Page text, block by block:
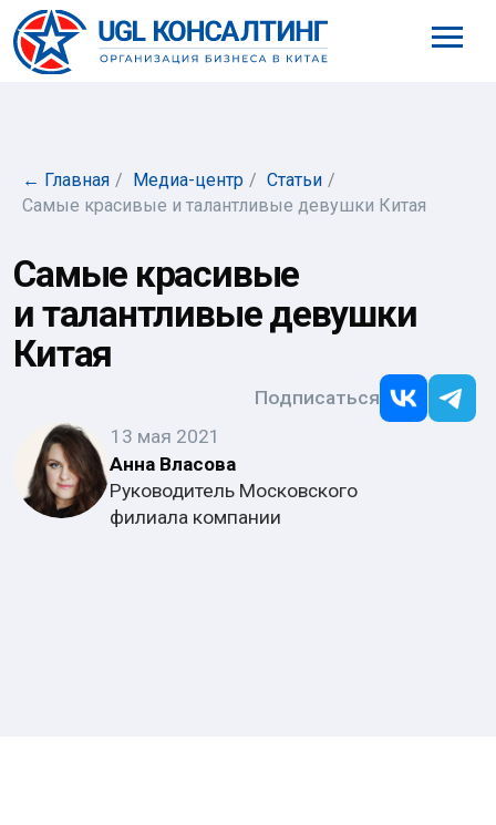
8 (800) 777-61-98
← Главная / Медиа-центр / Статьи /
Самые красивые и талантливые девушки Китая
Самые красивые
и талантливые девушки
Китая
Подписаться
13 мая 2021
Руководитель Московского